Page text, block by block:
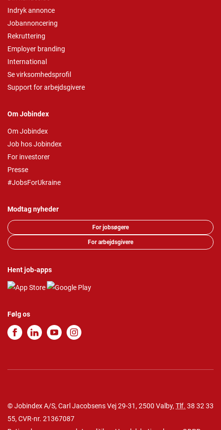
Indryk annonce
Jobannoncering
Rekruttering
Employer branding
International
Se virksomhedsprofil
Support for arbejdsgivere
Om Jobindex
Om Jobindex
Job hos Jobindex
For investorer
Presse
#JobsForUkraine
Modtag nyheder
For jobsøgere
For arbejdsgivere
Hent job-apps
Følg os
© Jobindex A/S, Carl Jacobsens Vej 29-31, 2500 Valby, Tlf. 38 32 33
55, CVR-nr. 21367087